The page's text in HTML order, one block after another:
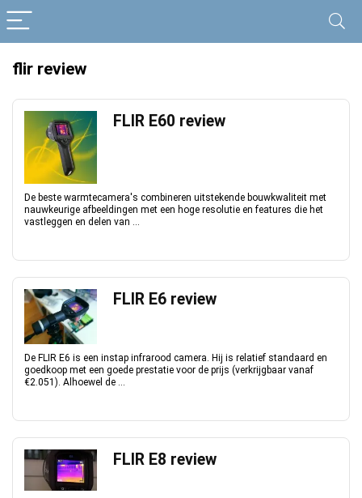
flir review
FLIR E60 review
De beste warmtecamera's combineren uitstekende bouwkwaliteit met
nauwkeurige afbeeldingen met een hoge resolutie en features die het
vastleggen en delen van ...
FLIR E6 review
De FLIR E6 is een instap infrarood camera. Hij is relatief standaard en
goedkoop met een goede prestatie voor de prijs (verkrijgbaar vanaf
€2.051). Alhoewel de ...
FLIR E8 review